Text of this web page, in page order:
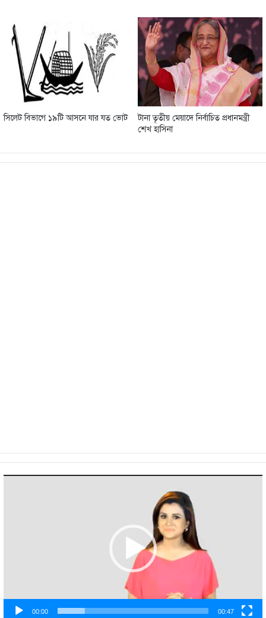
সিলেট বিভাগে ১৯টি আসনে যার যত ভোট
টানা তৃতীয় মেয়াদে নির্বাচিত প্রধানমন্ত্রী
শেখ হাসিনা
00:00 00:47